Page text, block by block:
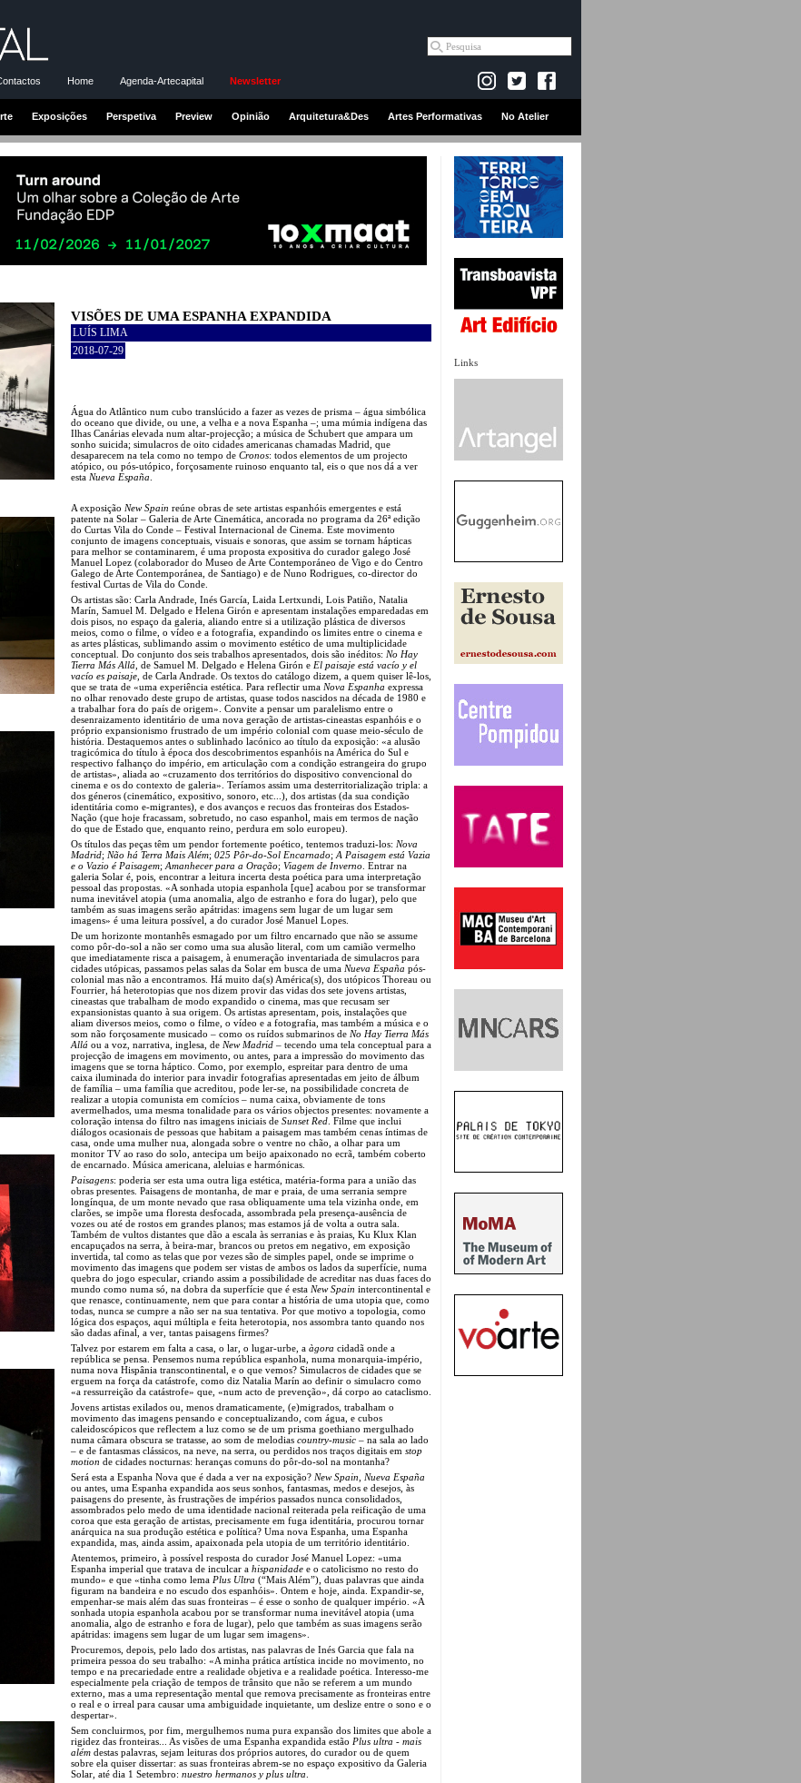
Home Agenda-Artecapital Newsletter
Exposições Perspetiva Preview Opinião Arquitetura&Des Artes Performativas No Atelier
Links
VISÕES DE UMA ESPANHA EXPANDIDA
LUÍS LIMA
2018-07-29
Água do Atlântico num cubo translúcido a fazer as vezes de prisma – água simbólica
do oceano que divide, ou une, a velha e a nova Espanha –; uma múmia indígena das
Ilhas Canárias elevada num altar-projecção; a música de Schubert que ampara um
sonho suicida; simulacros de oito cidades americanas chamadas Madrid, que
desaparecem na tela como no tempo de Cronos: todos elementos de um projecto
atópico, ou pós-utópico, forçosamente ruinoso enquanto tal, eis o que nos dá a ver
esta Nueva España
A exposição New Spain reúne obras de sete artistas espanhóis emergentes e está
patente na Solar – Galeria de Arte Cinemática, ancorada no programa da 26ª edição
do Curtas Vila do Conde – Festival Internacional de Cinema. Este movimento
conjunto de imagens conceptuais, visuais e sonoras, que assim se tornam hápticas
para melhor se contaminarem, é uma proposta expositiva do curador galego José
Manuel Lopez (colaborador do Museo de Arte Contemporáneo de Vigo e do Centro
Galego de Arte Contemporánea, de Santiago) e de Nuno Rodrigues, co-director do
festival Curtas de Vila do Conde.
Os artistas são: Carla Andrade, Inés García, Laida Lertxundi, Lois Patiño, Natalia
Marín, Samuel M. Delgado e Helena Girón e apresentam instalações emparedadas em
dois pisos, no espaço da galeria, aliando entre si a utilização plástica de diversos
meios, como o filme, o vídeo e a fotografia, expandindo os limites entre o cinema e
as artes plásticas, sublimando assim o movimento estético de uma multiplicidade
conceptual. Do conjunto dos seis trabalhos apresentados, dois são inéditos: No Hay
Tierra Más Allá , de Samuel M. Delgado e Helena Girón e El paisaje está vacío y el
vacío es paisaje , de Carla Andrade. Os textos do catálogo dizem, a quem quiser lê-los,
que se trata de «uma experiência estética. Para reflectir uma Nova Espanha expressa
no olhar renovado deste grupo de artistas, quase todos nascidos na década de 1980 e
a trabalhar fora do país de origem». Convite a pensar um paralelismo entre o
desenraizamento identitário de uma nova geração de artistas-cineastas espanhóis e o
próprio expansionismo frustrado de um império colonial com quase meio-século de
história. Destaquemos antes o sublinhado lacónico ao título da exposição: «a alusão
tragicómica do título à época dos descobrimentos espanhóis na América do Sul e
respectivo falhanço do império, em articulação com a condição estrangeira do grupo
de artistas», aliada ao «cruzamento dos territórios do dispositivo convencional do
cinema e os do contexto de galeria». Teríamos assim uma desterritorialização tripla: a
dos géneros (cinemático, expositivo, sonoro, etc...), dos artistas (da sua condição
identitária como e-migrantes), e dos avanços e recuos das fronteiras dos Estados-
Nação (que hoje fracassam, sobretudo, no caso espanhol, mais em termos de nação
do que de Estado que, enquanto reino, perdura em solo europeu).
Os títulos das peças têm um pendor fortemente poético, tentemos traduzi-los: Nova
Madrid; Não há Terra Mais Além; 025 Pôr-do-Sol Encarnado; A Paisagem está Vazia
e o Vazio é Paisagem; Amanhecer para a Oração; Viagem de Inverno . Entrar na
galeria Solar é, pois, encontrar a leitura incerta desta poética para uma interpretação
pessoal das propostas. «A sonhada utopia espanhola [que] acabou por se transformar
numa inevitável atopia (uma anomalia, algo de estranho e fora do lugar), pelo que
também as suas imagens serão apátridas: imagens sem lugar de um lugar sem
imagens» é uma leitura possível, a do curador José Manuel Lopes.
De um horizonte montanhês esmagado por um filtro encarnado que não se assume
como pôr-do-sol a não ser como uma sua alusão literal, com um camião vermelho
que imediatamente risca a paisagem, à enumeração inventariada de simulacros para
cidades utópicas, passamos pelas salas da Solar em busca de uma Nueva España pós-
colonial mas não a encontramos. Há muito da(s) América(s), dos utópicos Thoreau ou
Fourrier, há heterotopias que nos dizem provir das vidas dos sete jovens artistas,
cineastas que trabalham de modo expandido o cinema, mas que recusam ser
expansionistas quanto à sua origem. Os artistas apresentam, pois, instalações que
aliam diversos meios, como o filme, o vídeo e a fotografia, mas também a música e o
som não forçosamente musicado – como os ruídos submarinos de No Hay Tierra Más
Allá ou a voz, narrativa, inglesa, de New Madrid – tecendo uma tela conceptual para a
projecção de imagens em movimento, ou antes, para a impressão do movimento das
imagens que se torna háptico. Como, por exemplo, espreitar para dentro de uma
caixa iluminada do interior para invadir fotografias apresentadas em jeito de álbum
de família – uma família que acreditou, pode ler-se, na possibilidade concreta de
realizar a utopia comunista em comícios – numa caixa, obviamente de tons
avermelhados, uma mesma tonalidade para os vários objectos presentes: novamente a
coloração intensa do filtro nas imagens iniciais de Sunset Red . Filme que inclui
diálogos ocasionais de pessoas que habitam a paisagem mas também cenas íntimas de
casa, onde uma mulher nua, alongada sobre o ventre no chão, a olhar para um
monitor TV ao raso do solo, antecipa um beijo apaixonado no ecrã, também coberto
de encarnado. Música americana, aleluias e harmónicas.
Paisagens: poderia ser esta uma outra liga estética, matéria-forma para a união das
obras presentes. Paisagens de montanha, de mar e praia, de uma serrania sempre
longínqua, de um monte nevado que rasa obliquamente uma tela vizinha onde, em
clarões, se impõe uma floresta desfocada, assombrada pela presença-ausência de
vozes ou até de rostos em grandes planos; mas estamos já de volta a outra sala.
Também de vultos distantes que dão a escala às serranias e às praias, Ku Klux Klan
encapuçados na serra, à beira-mar, brancos ou pretos em negativo, em exposição
invertida, tal como as telas que por vezes são de simples papel, onde se imprime o
movimento das imagens que podem ser vistas de ambos os lados da superfície, numa
quebra do jogo especular, criando assim a possibilidade de acreditar nas duas faces do
mundo como numa só, na dobra da superfície que é esta New Spain intercontinental e
que renasce, continuamente, nem que para contar a história de uma utopia que, como
todas, nunca se cumpre a não ser na sua tentativa. Por que motivo a topologia, como
lógica dos espaços, aqui múltipla e feita heterotopia, nos assombra tanto quando nos
são dadas afinal, a ver, tantas paisagens firmes?
Talvez por estarem em falta a casa, o lar, o lugar-urbe, a àgora cidadã onde a
república se pensa. Pensemos numa república espanhola, numa monarquia-império,
numa nova Hispânia transcontinental, e o que vemos? Simulacros de cidades que se
erguem na força da catástrofe, como diz Natalia Marín ao definir o simulacro como
«a ressurreição da catástrofe» que, «num acto de prevenção», dá corpo ao cataclismo.
Jovens artistas exilados ou, menos dramaticamente, (e)migrados, trabalham o
movimento das imagens pensando e conceptualizando, com água, e cubos
caleidoscópicos que reflectem a luz como se de um prisma goethiano mergulhado
numa câmara obscura se tratasse, ao som de melodias country-music – na sala ao lado
– e de fantasmas clássicos, na neve, na serra, ou perdidos nos traços digitais em stop
motion de cidades nocturnas: heranças comuns do pôr-do-sol na montanha?
Será esta a Espanha Nova que é dada a ver na exposição? New Spain
Nueva España
ou antes, uma Espanha expandida aos seus sonhos, fantasmas, medos e desejos, às
paisagens do presente, às frustrações de impérios passados nunca consolidados,
assombrados pelo medo de uma identidade nacional reiterada pela reificação de uma
coroa que esta geração de artistas, precisamente em fuga identitária, procurou tornar
anárquica na sua produção estética e política? Uma nova Espanha, uma Espanha
expandida, mas, ainda assim, apaixonada pela utopia de um território identitário.
Atentemos, primeiro, à possível resposta do curador José Manuel Lopez: «uma
Espanha imperial que tratava de inculcar a hispanidade e o catolicismo no resto do
mundo» e que «tinha como lema Plus Ultra (“Mais Além”), duas palavras que ainda
figuram na bandeira e no escudo dos espanhóis». Ontem e hoje, ainda. Expandir-se,
empenhar-se mais além das suas fronteiras – é esse o sonho de qualquer império. «A
sonhada utopia espanhola acabou por se transformar numa inevitável atopia (uma
anomalia, algo de estranho e fora de lugar), pelo que também as suas imagens serão
apátridas: imagens sem lugar de um lugar sem imagens».
Procuremos, depois, pelo lado dos artistas, nas palavras de Inés Garcia que fala na
primeira pessoa do seu trabalho: «A minha prática artística incide no movimento, no
tempo e na precariedade entre a realidade objetiva e a realidade poética. Interesso-me
especialmente pela criação de tempos de trânsito que não se referem a um mundo
externo, mas a uma representação mental que remova precisamente as fronteiras entre
o real e o irreal para causar uma ambiguidade inquietante, um deslize entre o sono e o
despertar».
Sem concluirmos, por fim, mergulhemos numa pura expansão dos limites que abole a
rigidez das fronteiras... As visões de uma Espanha expandida estão Plus ultra - mais
além destas palavras, sejam leituras dos próprios autores, do curador ou de quem
sobre ela quiser dissertar: as suas fronteiras abrem-se no espaço expositivo da Galeria
Solar, até dia 1 Setembro: nuestro hermanos y plus ultra